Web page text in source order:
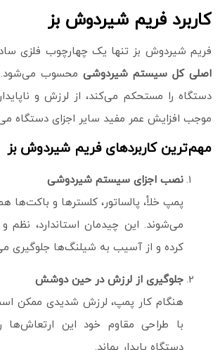
کاربرد فریم شیردوش بز
فریم شیردوش بز تنها یک چهارچوب فلزی
اصلی کل سیستم شیردوشی محسوب می‌شود.
دستگاه را مستحکم می‌کند، از لرزش و
موجب افزایش عمر مفید سایر اجزای دستگاه
مهم‌ترین کاربردهای فریم شیردوش بز
نصب اجزای سیستم شیردوشی
پمپ خلأ، پالساتور، کلسترها و
می‌شوند. این چیدمان استاندارد، نظم
کرده و از آسیب به شیلنگ‌ها جلوگیری
جلوگیری از لرزش در حین دوشش
هنگام کار پمپ، لرزش شدیدی ممکن
با طراحی مقاوم خود این